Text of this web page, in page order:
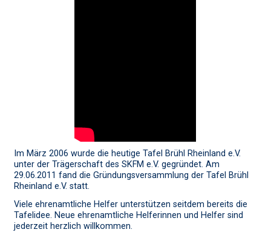
Im März 2006 wurde die heutige Tafel Brühl Rheinland e.V.
unter der Trägerschaft des SKFM e.V. gegründet. Am
29.06.2011 fand die Gründungsversammlung der Tafel Brühl
Rheinland e.V. statt.
Viele ehrenamtliche Helfer unterstützen seitdem bereits die
Tafelidee. Neue ehrenamtliche Helferinnen und Helfer sind
jederzeit herzlich willkommen.